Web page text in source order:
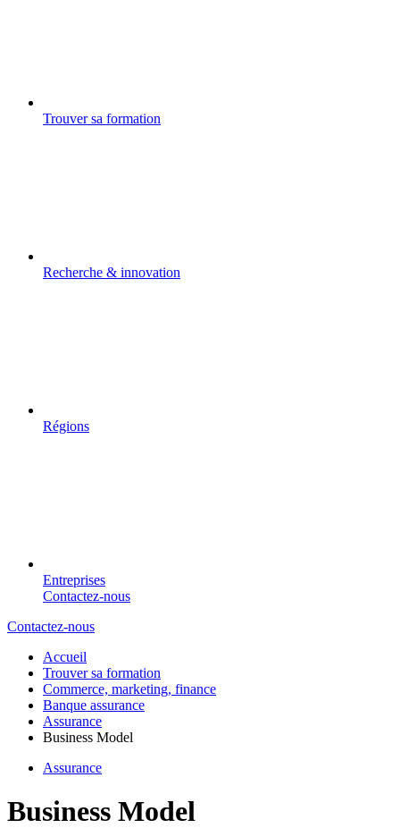
Trouver sa formation
Recherche & innovation
Régions
Entreprises
Contactez-nous
Contactez-nous
Accueil
Trouver sa formation
Commerce, marketing, finance
Banque assurance
Assurance
Business Model
Assurance
Business Model